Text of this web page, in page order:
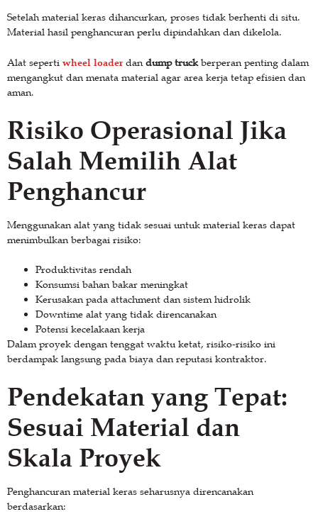
Setelah material keras dihancurkan, proses tidak berhenti di situ.
Material hasil penghancuran perlu dipindahkan dan dikelola.
Alat seperti wheel loaderdandump truckberperan penting dalam
mengangkut dan menata material agar area kerja tetap efisien dan
aman.
Risiko Operasional Jika
Salah Memilih Alat
Penghancur
Menggunakan alat yang tidak sesuai untuk material keras dapat
menimbulkan berbagai risiko:
Produktivitas rendah
Konsumsi bahan bakar meningkat
Kerusakan pada attachment dan sistem hidrolik
Downtime alat yang tidak direncanakan
Potensi kecelakaan kerja
Dalam proyek dengan tenggat waktu ketat, risiko-risiko ini
berdampak langsung pada biaya dan reputasi kontraktor.
Pendekatan yang Tepat:
Sesuai Material dan
Skala Proyek
Penghancuran material keras seharusnya direncanakan
berdasarkan: